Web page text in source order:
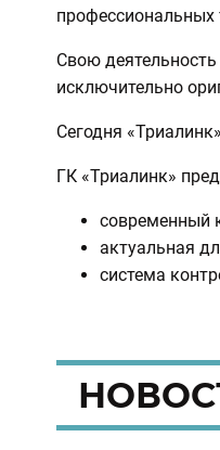
профессиональных
Свою
исключительно
Сегодня
ГК «Триалинк»
современный
актуальная
система